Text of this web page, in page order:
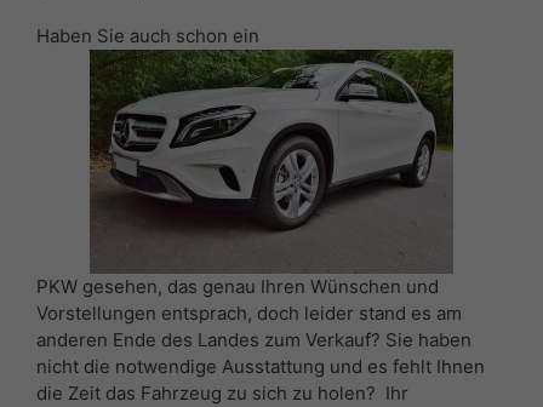
Haben Sie auch schon ein
PKW gesehen, das genau Ihren Wünschen und
Vorstellungen entsprach, doch leider stand es am
anderen Ende des Landes zum Verkauf? Sie haben
nicht die notwendige Ausstattung und es fehlt Ihnen
die Zeit das Fahrzeug zu sich zu holen? Ihr